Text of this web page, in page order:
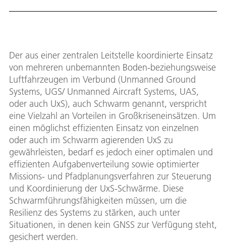
Der aus einer zentralen Leitstelle koordinierte Einsatz
von mehreren unbemannten Boden-beziehungsweise
Luftfahrzeugen im Verbund (Unmanned Ground
Systems, UGS/ Unmanned Aircraft Systems, UAS,
oder auch UxS), auch Schwarm genannt, verspricht
eine Vielzahl an Vorteilen in Großkriseneinsätzen. Um
einen möglichst effizienten Einsatz von einzelnen
oder auch im Schwarm agierenden UxS zu
gewährleisten, bedarf es jedoch einer optimalen und
effizienten Aufgabenverteilung sowie optimierter
Missions- und Pfadplanungsverfahren zur Steuerung
und Koordinierung der UxS-Schwärme. Diese
Schwarmführungsfähigkeiten müssen, um die
Resilienz des Systems zu stärken, auch unter
Situationen, in denen kein GNSS zur Verfügung steht,
gesichert werden.